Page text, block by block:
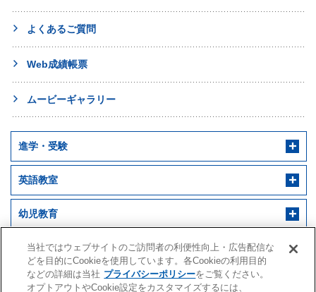
よくあるご質問
Web成績帳票
ムービーギャラリー
進学・受験
英語教室
幼児教育
幼児教室サンキッズ
医学部予備校
野田クルゼ
当社ではウェブサイトのご訪問者の利便性向上・広告配信な
どを目的にCookieを使用しています。各Cookieの利用目的
などの詳細は当社 プライバシーポリシーをご覧ください。
オプトアウトやCookie設定をカスタマイズするには、